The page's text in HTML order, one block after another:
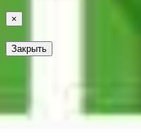
×
Закрыть